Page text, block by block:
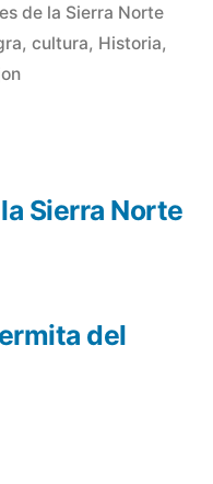
de la Sierra Norte
, cultura, Historia,
del
Sierra Norte